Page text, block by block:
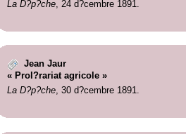
La D?p?che, 24 d?cembre 1891.
Jean Jaur
« Prol?rariat agricole »
La D?p?che, 30 d?cembre 1891.